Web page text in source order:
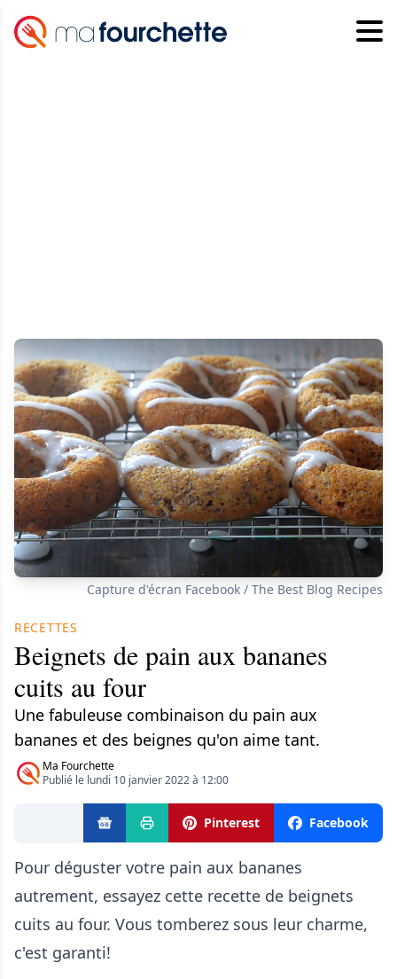
Capture d'écran Facebook / The Best Blog Recipes
RECETTES
Beignets de pain aux bananes
cuits au four
Une fabuleuse combinaison du pain aux
bananes et des beignes qu'on aime tant.
Ma Fourchette
Publié le lundi 10 janvier 2022 à 12:00
Pinterest Facebook
Pour déguster votre pain aux bananes
autrement, essayez cette recette de beignets
cuits au four. Vous tomberez sous leur charme,
c'est garanti!